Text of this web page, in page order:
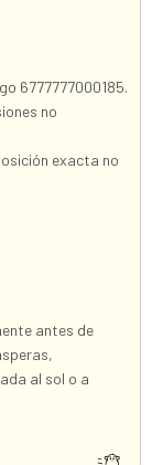
6777777000185.
no
exacta no
antes de
al sol o a